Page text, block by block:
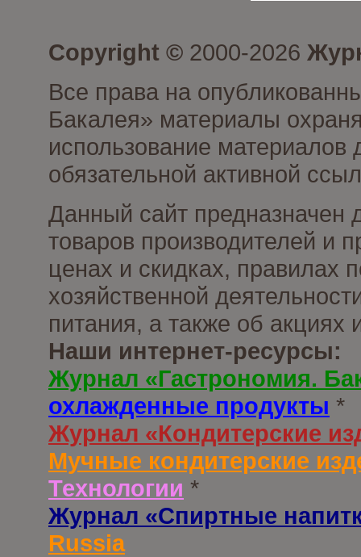
Copyright © 2000-2026
Все права на
Бакалея» материалы
использование материалов
обязательной активной
Данный сайт предназначен
товаров производителей и
ценах и скидках, правилах
хозяйственной
питания, а также об
Наши интернет-ресурсы:
Журнал «Гастрономия.
охлажденные продукты *
Журнал «Кондитерские
Мучные кондитерские
Технологии *
Журнал «Спиртные
Russia